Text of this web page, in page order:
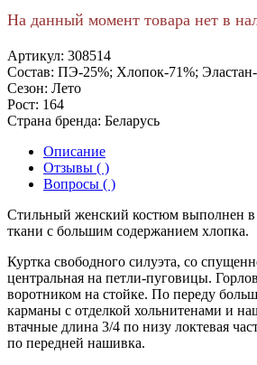
На данный момент товара нет в
Артикул: 308514
Состав: ПЭ-25%; Хлопок-71%;
Сезон: Лето
Рост: 164
Страна бренда: Беларусь
Описание
Отзывы ( )
Вопросы ( )
Стильный женский костюм выполнен в
ткани с большим содержанием хлопка.
Куртка свободного силуэта, со
центральная на петли-пуговицы.
воротником на стойке. По переду
карманы с отделкой хольнитенами и
втачные длина 3/4 по низу локтевая
по передней нашивка.